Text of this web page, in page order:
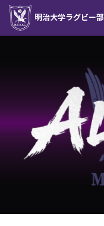
明治大学ラグビー部